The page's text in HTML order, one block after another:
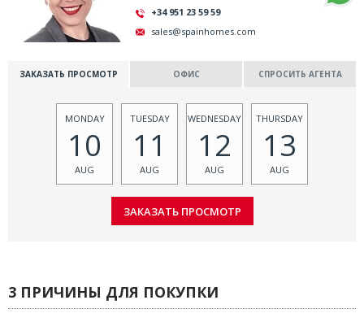
+34 951 23 59 59
sales@spainhomes.com
ЗАКАЗАТЬ ПРОСМОТР ОФИС СПРОСИТЬ АГЕНТА
MONDAY
10
AUG
TUESDAY
11
AUG
WEDNESDAY
12
AUG
THURSDAY
13
AUG
3 ПРИЧИНЫ ДЛЯ ПОКУПКИ